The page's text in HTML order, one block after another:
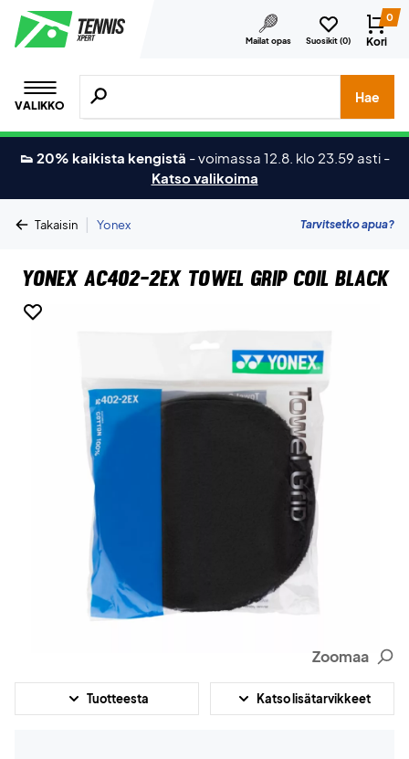
Mailat opas Suosikit (0)
0
Kori
VALIKKO
Hae tuotteita, merkkejä jne.
Hae
👟 20% kaikista kengistä -voimassa 12.8. klo 23.59 asti -
Katso valikoima
Takaisin | Yonex Tarvitsetko apua?
Yonex AC402-2EX Towel Grip Coil Black
Zoomaa
Tuotteesta Katso lisätarvikkeet